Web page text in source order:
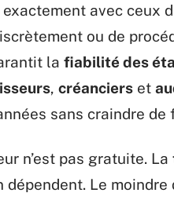
avec ceux
ou de
la fiabilité des
, créanciers et
sans craindre de
n’est pas gratuite. La
dépendent. Le